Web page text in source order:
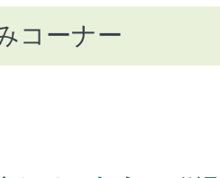
コーナー